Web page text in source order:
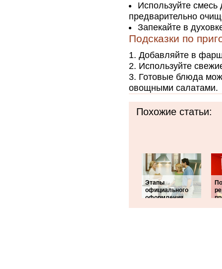
Используйте
предварительно
Запекайте в
Подсказки по
Добавляйте в
Используйте
Готовые блюда
овощными салатами.
Похожие статьи:
Этапы
официального
оформления